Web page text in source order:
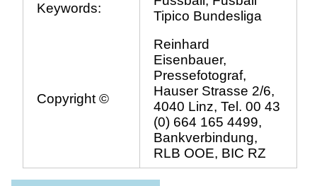
Keywords:
Tipico Bundesliga
Copyright ©
Reinhard
Eisenbauer,
Pressefotograf,
Hauser Strasse 2/6,
4040 Linz, Tel. 00 43
(0) 664 165 4499,
Bankverbindung,
RLB OOE, BIC RZ